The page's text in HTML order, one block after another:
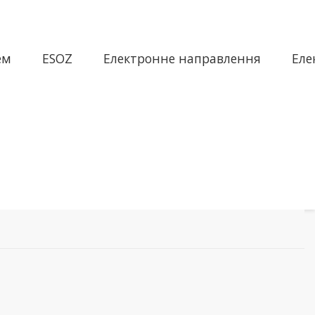
ESOZ Електронне направлення